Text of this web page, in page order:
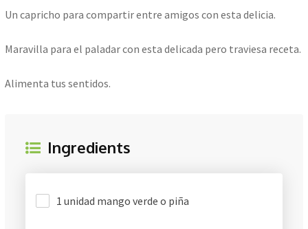
Un capricho para compartir entre amigos con esta delicia.
Maravilla para el paladar con esta delicada pero traviesa receta.
Alimenta tus sentidos.
Ingredients
1 unidad mango verde o piña